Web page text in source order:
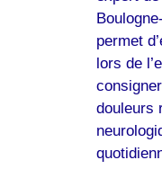
permet
lors de
douleurs